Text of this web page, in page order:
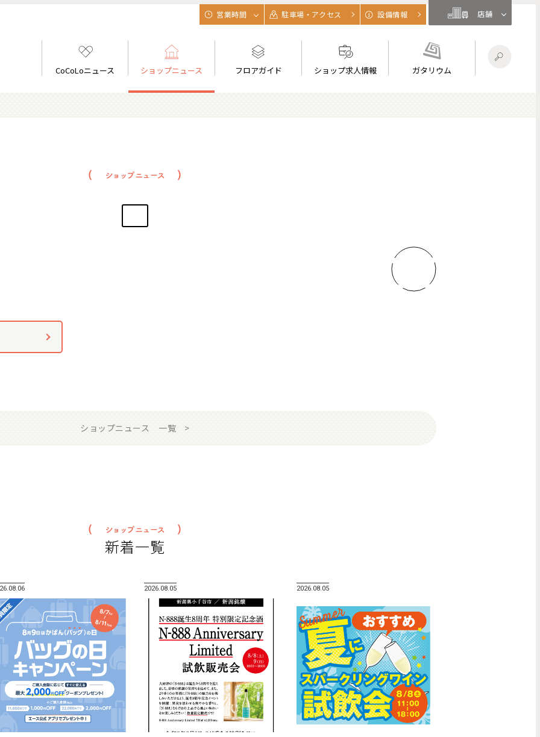
CoCoLoニュース ショップニュース フロアガイド ショップ求人情報 ガタリウム
営業時間 駐車場・アクセス 設備情報 店舗
ショップニュース 一覧
新着一覧
2026.08.05 2026.08.05